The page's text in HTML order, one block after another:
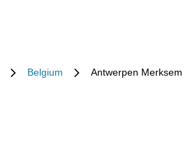
Belgium Antwerpen Merksem